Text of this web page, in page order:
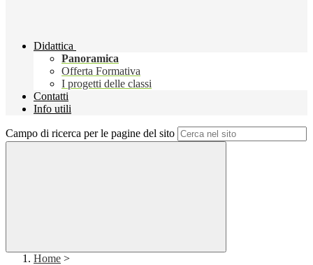
Didattica
Panoramica
Offerta Formativa
I progetti delle classi
Contatti
Info utili
Campo di ricerca per le pagine del sito
Home >